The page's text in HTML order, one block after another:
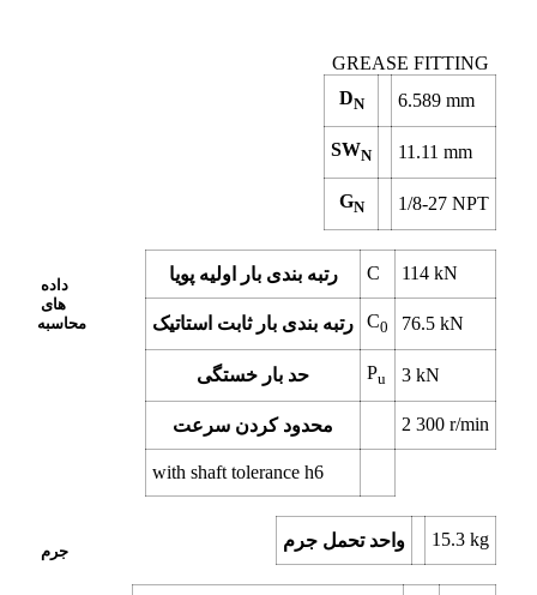
GREASE FITTING
DN 6.589mm
SWN 11.11mm
GN 1/8-27 NPT
داده
های
محاسبه
رتبه بندی بار اولیه پویا C 114kN
رتبه بندی بار ثابت استاتیک C0 76.5kN
حد بار خستگی Pu 3kN
محدود کردن سرعت 2 300r/min
with shaft tolerance h6
جرم
واحد تحمل جرم 15.3kg